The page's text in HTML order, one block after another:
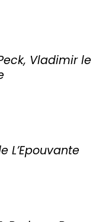
Vladimir le
L’Epouvante